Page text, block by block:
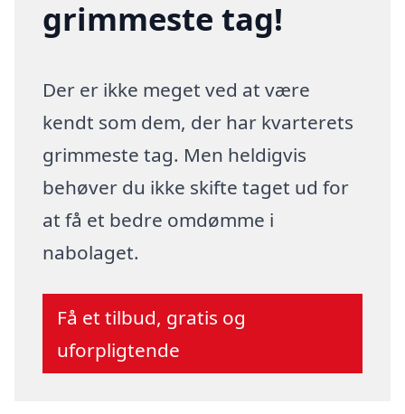
grimmeste tag!
Der er ikke meget ved at være
kendt som dem, der har kvarterets
grimmeste tag. Men heldigvis
behøver du ikke skifte taget ud for
at få et bedre omdømme i
nabolaget.
Få et tilbud, gratis og
uforpligtende